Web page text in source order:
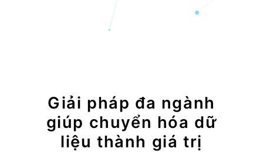
Giải pháp đa ngành
giúp chuyển hóa dữ
liệu thành giá trị